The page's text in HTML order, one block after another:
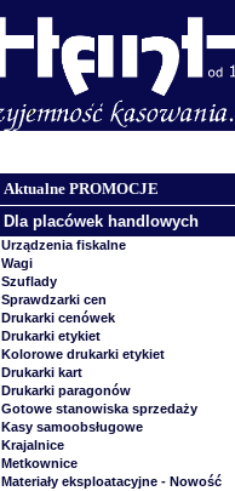
Aktualne PROMOCJE
Dla placówek handlowych
Urządzenia fiskalne
Wagi
Szuflady
Sprawdzarki cen
Drukarki cenówek
Drukarki etykiet
Kolorowe drukarki etykiet
Drukarki kart
Drukarki paragonów
Gotowe stanowiska sprzedaży
Kasy samoobsługowe
Krajalnice
Metkownice
Materiały eksploatacyjne - Nowość